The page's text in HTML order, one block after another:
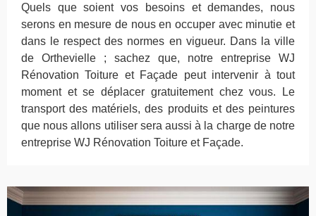
Quels que soient vos besoins et demandes, nous
serons en mesure de nous en occuper avec minutie et
dans le respect des normes en vigueur. Dans la ville
de Orthevielle ; sachez que, notre entreprise WJ
Rénovation Toiture et Façade peut intervenir à tout
moment et se déplacer gratuitement chez vous. Le
transport des matériels, des produits et des peintures
que nous allons utiliser sera aussi à la charge de notre
entreprise WJ Rénovation Toiture et Façade.